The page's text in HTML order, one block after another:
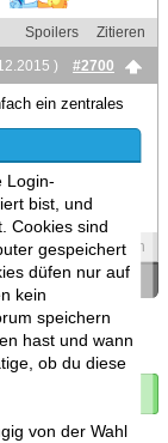
Login-
bist, und
Cookies sind
gespeichert
düfen nur auf
kein
speichern
hast und wann
ob du diese
von der Wahl
Spoilers
Zitieren
)
#2700
ein zentrales
megges im
anschließend
Spoilers Zitieren
»